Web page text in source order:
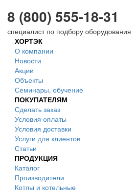
8 (800) 555-18-31
специалист по подбору оборудования
ХОРТЭК
О компании
Новости
Акции
Объекты
Семинары, обучение
ПОКУПАТЕЛЯМ
Сделать заказ
Условия оплаты
Условия доставки
Услуги для клиентов
Статьи
ПРОДУКЦИЯ
Каталог
Производители
Котлы и котельные